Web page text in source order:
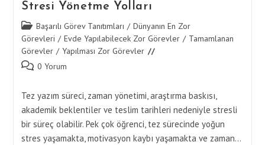
Stresi Yönetme Yolları
Post
category:
Başarılı Görev Tanıtımları / Dünyanın En Zor
Görevleri / Evde Yapılabilecek Zor Görevler / Tamamlanan
Görevler / Yapılması Zor Görevler
Post 0 Yorum
Tez yazım süreci, zaman yönetimi, araştırma baskısı,
akademik beklentiler ve teslim tarihleri nedeniyle stresli
bir süreç olabilir. Pek çok öğrenci, tez sürecinde yoğun
stres yaşamakta, motivasyon kaybı yaşamakta ve zaman…